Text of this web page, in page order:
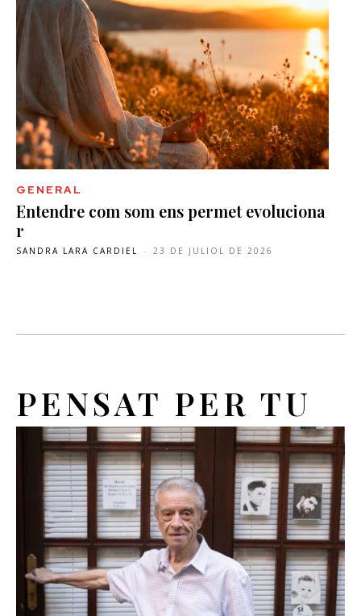
GENERAL
Entendre com som ens permet evoluciona
r
SANDRA LARA CARDIEL - 23 DE JULIOL DE 2026
PENSAT PER TU